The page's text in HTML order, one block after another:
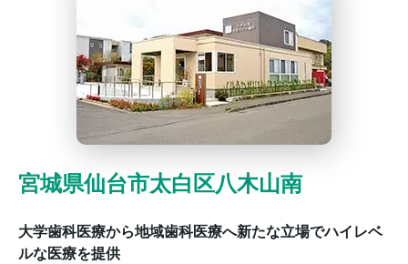
宮城県仙台市太白区八木山南
大学歯科医療から地域歯科医療へ新たな立場でハイレベ
ルな医療を提供